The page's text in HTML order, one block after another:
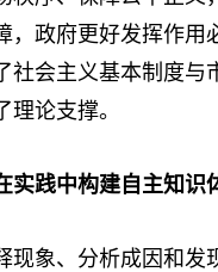
，政府更好发挥作
社会主义基本制度
论支撑。
实践中构建自主知识
象、分析成因和发